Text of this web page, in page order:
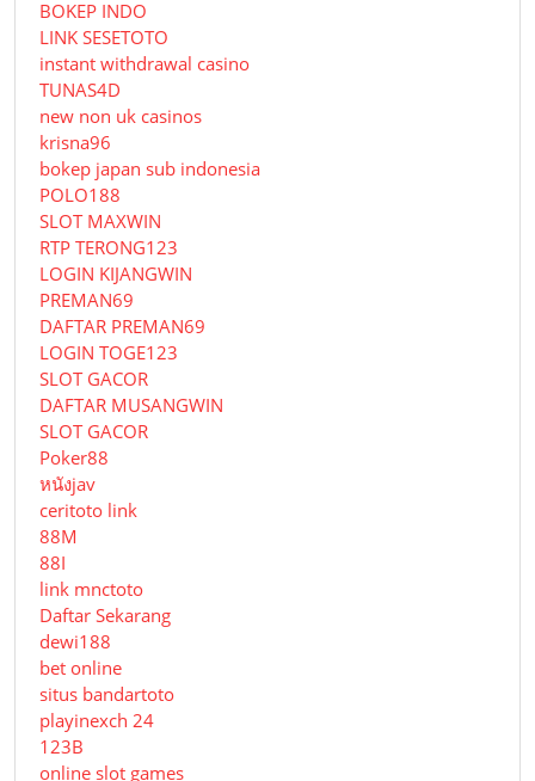
BOKEP INDO
LINK SESETOTO
instant withdrawal casino
TUNAS4D
new non uk casinos
krisna96
bokep japan sub indonesia
POLO188
SLOT MAXWIN
RTP TERONG123
LOGIN KIJANGWIN
PREMAN69
DAFTAR PREMAN69
LOGIN TOGE123
SLOT GACOR
DAFTAR MUSANGWIN
SLOT GACOR
Poker88
หนังjav
ceritoto link
88M
88I
link mnctoto
Daftar Sekarang
dewi188
bet online
situs bandartoto
playinexch 24
123B
online slot games